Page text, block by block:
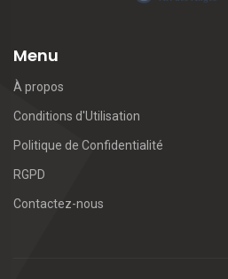
Menu
À propos
Conditions d'Utilisation
Politique de Confidentialité
RGPD
Contactez-nous